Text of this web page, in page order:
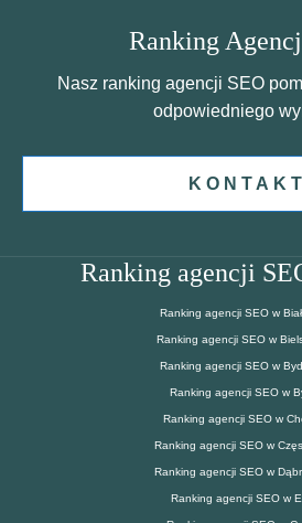
Ranking
Nasz ranking agencji SEO
odpowiedniego
KONTAKT
Ranking agencji
Ranking agencji SEO w
Ranking agencji SEO w
Ranking agencji SEO w
Ranking agencji SEO w
Ranking agencji SEO w
Ranking agencji SEO w
Ranking agencji SEO w
Ranking agencji SEO w